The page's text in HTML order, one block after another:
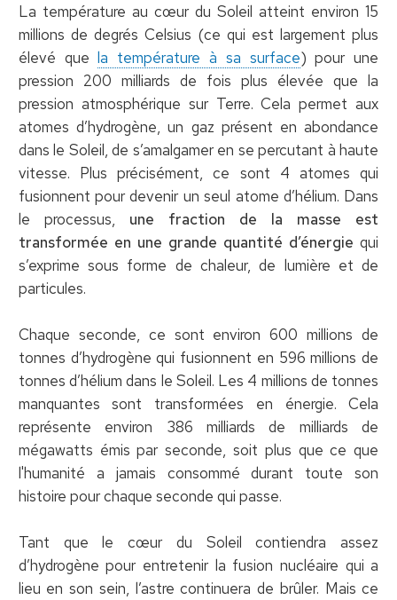
La température au cœur du Soleil atteint environ 15
millions de degrés Celsius (ce qui est largement plus
élevé quela température à sa surface) pour une
pression 200 milliards de fois plus élevée que la
pression atmosphérique sur Terre. Cela permet aux
atomes d’hydrogène, un gaz présent en abondance
dans le Soleil, de s’amalgamer en se percutant à haute
vitesse. Plus précisément, ce sont 4 atomes qui
fusionnent pour devenir un seul atome d’hélium. Dans
le processus, une fraction de la masse est
transformée en une grande quantité d’énergie qui
s’exprime sous forme de chaleur, de lumière et de
particules.
Chaque seconde, ce sont environ 600 millions de
tonnes d’hydrogène qui fusionnent en 596 millions de
tonnes d’hélium dans le Soleil. Les 4 millions de tonnes
manquantes sont transformées en énergie. Cela
représente environ 386 milliards de milliards de
mégawatts émis par seconde, soit plus que ce que
l'humanité a jamais consommé durant toute son
histoire pour chaque seconde qui passe.
Tant que le cœur du Soleil contiendra assez
d’hydrogène pour entretenir la fusion nucléaire qui a
lieu en son sein, l’astre continuera de brûler. Mais ce